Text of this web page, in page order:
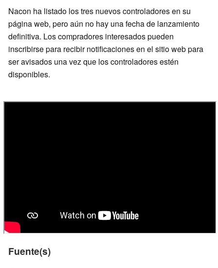
Nacon ha listado los tres nuevos controladores en su
página web, pero aún no hay una fecha de lanzamiento
definitiva. Los compradores interesados pueden
inscribirse para recibir notificaciones en el sitio web para
ser avisados una vez que los controladores estén
disponibles.
Fuente(s)